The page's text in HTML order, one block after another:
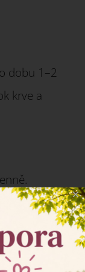
dobu 1–2
krve a
dobu
×